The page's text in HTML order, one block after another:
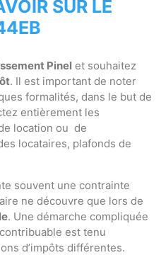
SUR LE
Pinel et souhaitez
. Il est important de noter
formalités, dans le but de
entièrement les
location ou de
locataires, plafonds de
souvent une contrainte
ne découvre que lors de
. Une démarche compliquée
est tenu
d’impôts différentes.